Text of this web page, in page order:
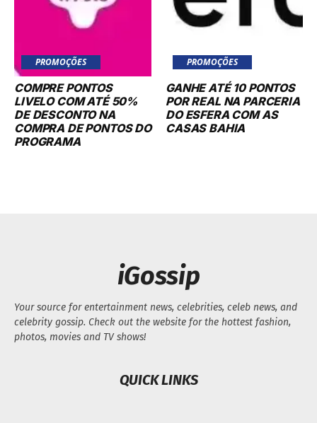
PROMOÇÕES
COMPRE PONTOS
LIVELO COM ATÉ 50%
DE DESCONTO NA
COMPRA DE PONTOS DO
PROGRAMA
PROMOÇÕES
GANHE ATÉ 10 PONTOS
POR REAL NA PARCERIA
DO ESFERA COM AS
CASAS BAHIA
iGossip
Your source for entertainment news, celebrities, celeb news, and
celebrity gossip. Check out the website for the hottest fashion,
photos, movies and TV shows!
QUICK LINKS